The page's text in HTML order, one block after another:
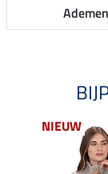
NIEUW